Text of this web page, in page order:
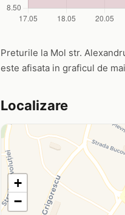
Preturile la Mol str.
este afisata in graficul de
Localizare
+
−